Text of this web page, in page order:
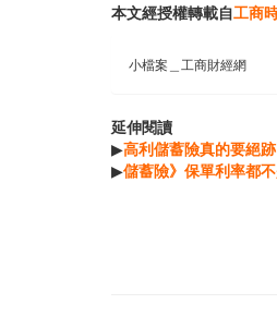
本文經授權轉載自工商
小檔案＿工商財經網
延伸閱讀
▶高利儲蓄險真的要絕
▶儲蓄險》保單利率都